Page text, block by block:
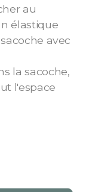
au
élastique
avec
la sacoche,
l'espace